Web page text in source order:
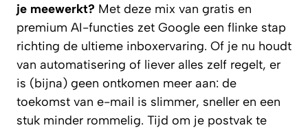
je meewerkt? Met deze mix van gratis en
premium AI-functies zet Google een flinke stap
richting de ultieme inboxervaring. Of je nu houdt
van automatisering of liever alles zelf regelt, er
is (bijna) geen ontkomen meer aan: de
toekomst van e-mail is slimmer, sneller en een
stuk minder rommelig. Tijd om je postvak te